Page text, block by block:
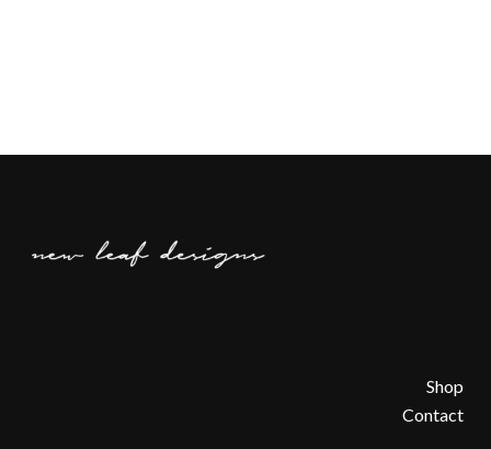
Shop
Contact